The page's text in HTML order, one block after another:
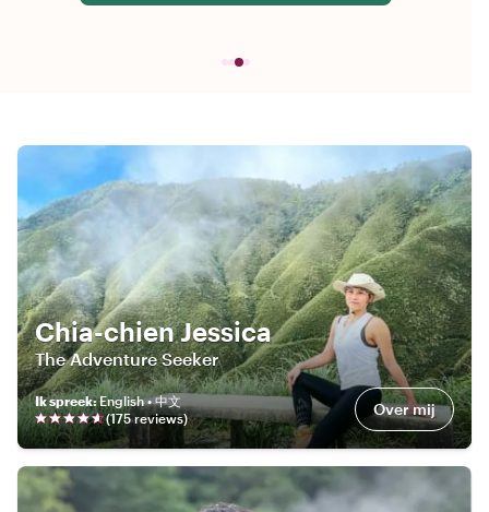
Chia-chien Jessica
The Adventure Seeker
Ik spreek:English • 中文
(175reviews) Over mij